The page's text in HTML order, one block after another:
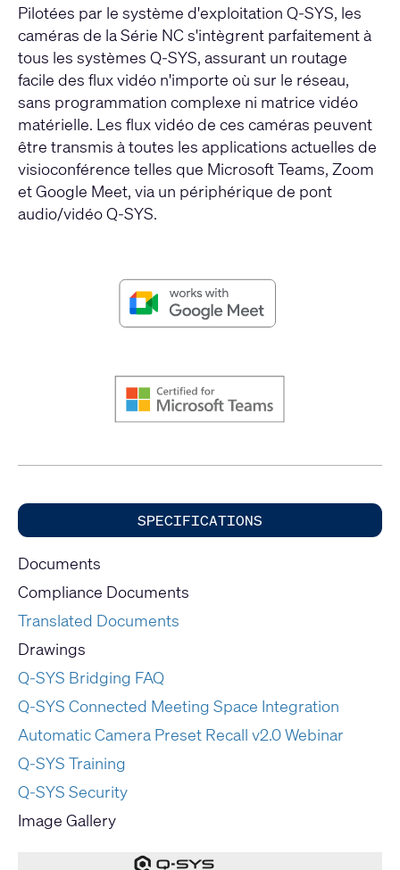
Pilotées par le système d'exploitation Q-SYS, les
caméras de la Série NC s'intègrent parfaitement à
tous les systèmes Q-SYS, assurant un routage
facile des flux vidéo n'importe où sur le réseau,
sans programmation complexe ni matrice vidéo
matérielle. Les flux vidéo de ces caméras peuvent
être transmis à toutes les applications actuelles de
visioconférence telles que Microsoft Teams, Zoom
et Google Meet, via un périphérique de pont
audio/vidéo Q-SYS.
SPECIFICATIONS
Documents
Compliance Documents
Translated Documents
Drawings
Q-SYS Bridging FAQ
Q-SYS Connected Meeting Space Integration
Automatic Camera Preset Recall v2.0 Webinar
Q-SYS Training
Q-SYS Security
Image Gallery